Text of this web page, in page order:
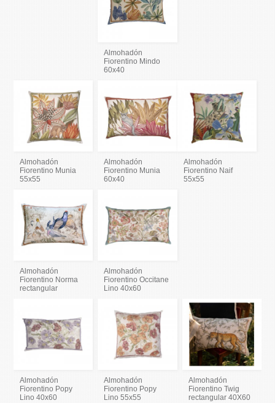
Almohadón
Fiorentino Mindo
60x40
Almohadón
Fiorentino Munia
55x55
Almohadón
Fiorentino Munia
60x40
Almohadón
Fiorentino Naif
55x55
Almohadón
Fiorentino Norma
rectangular
Almohadón
Fiorentino Occitane
Lino 40x60
Almohadón
Fiorentino Popy
Lino 40x60
Almohadón
Fiorentino Popy
Lino 55x55
Almohadón
Fiorentino Twig
rectangular 40X60